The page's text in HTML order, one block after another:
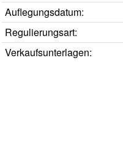
Auflegungsdatum:
Regulierungsart:
Verkaufsunterlagen: